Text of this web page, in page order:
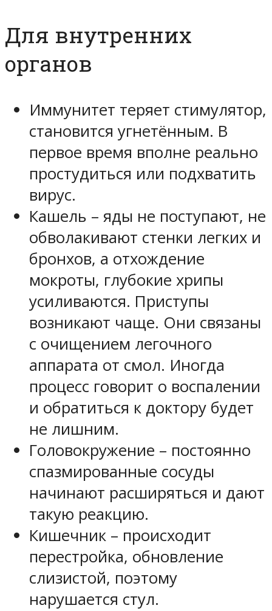
Для внутренних
органов
Иммунитет теряет стимулятор,
становится угнетённым. В
первое время вполне реально
простудиться или подхватить
вирус.
Кашель – яды не поступают, не
обволакивают стенки легких и
бронхов, а отхождение
мокроты, глубокие хрипы
усиливаются. Приступы
возникают чаще. Они связаны
с очищением легочного
аппарата от смол. Иногда
процесс говорит о воспалении
и обратиться к доктору будет
не лишним.
Головокружение – постоянно
спазмированные сосуды
начинают расширяться и дают
такую реакцию.
Кишечник – происходит
перестройка, обновление
слизистой, поэтому
нарушается стул.